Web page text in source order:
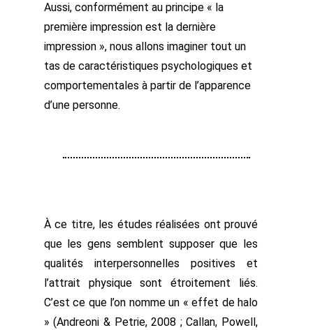
Aussi, conformément au principe « la
première impression est la dernière
impression », nous allons imaginer tout un
tas de caractéristiques psychologiques et
comportementales à partir de l’apparence
d’une personne.
À ce titre, les études réalisées ont prouvé
que les gens semblent supposer que les
qualités interpersonnelles positives et
l’attrait physique sont étroitement liés.
C’est ce que l’on nomme un « effet de halo
» (Andreoni & Petrie, 2008 ; Callan, Powell,